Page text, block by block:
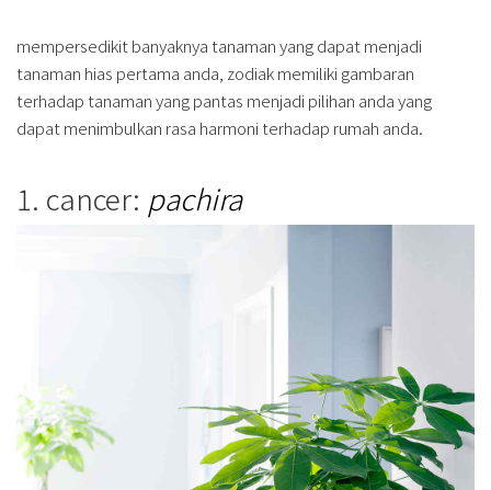
mempersedikit banyaknya tanaman yang dapat menjadi
tanaman hias pertama anda, zodiak memiliki gambaran
terhadap tanaman yang pantas menjadi pilihan anda yang
dapat menimbulkan rasa harmoni terhadap rumah anda.
1. cancer: pachira